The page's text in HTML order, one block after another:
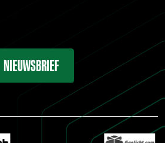
NIEUWSBRIEF